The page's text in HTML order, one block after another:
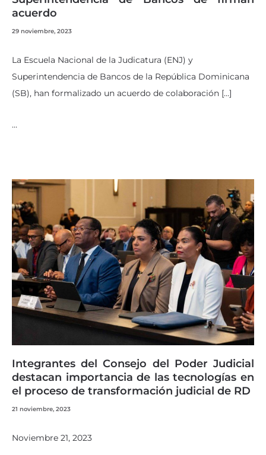
acuerdo
29 noviembre, 2023
La Escuela Nacional de la Judicatura (ENJ) y
Superintendencia de Bancos de la República Dominicana
(SB), han formalizado un acuerdo de colaboración […]
…
Integrantes del Consejo del Poder Judicial
destacan importancia de las tecnologías en
el proceso de transformación judicial de RD
21 noviembre, 2023
Noviembre 21, 2023